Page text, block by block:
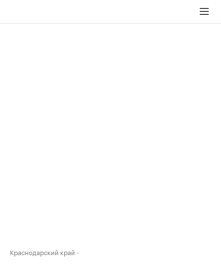
Краснодарский край